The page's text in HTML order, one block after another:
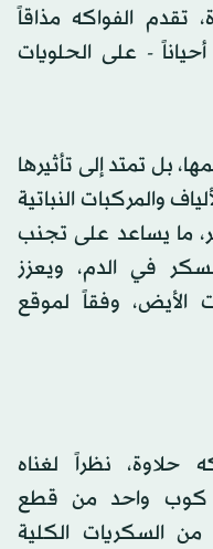
تقدم الفواكه مذاقاً
- على الحلويات
بل تمتد إلى تأثيرها
والمركبات النباتية
ما يساعد على تجنب
في الدم، ويعزز
الأيض، وفقاً لموقع
حلاوة، نظراً لغناه
كوب واحد من قطع
نحو 22.6 غرام من السكريات الكلية